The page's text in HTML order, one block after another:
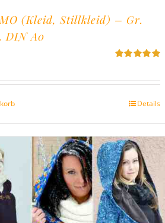
(Kleid, Stillkleid) – Gr.
DIN A0
5
Details